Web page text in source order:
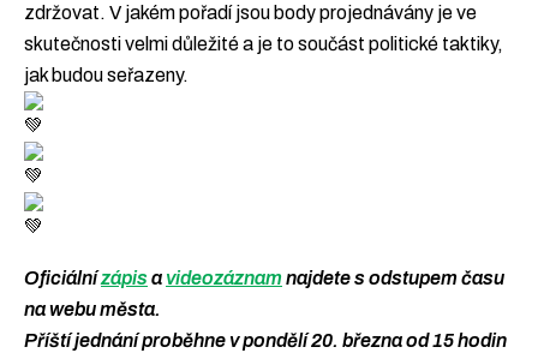
zdržovat. V jakém pořadí jsou body projednávány je ve
skutečnosti velmi důležité a je to součást politické taktiky,
jak budou seřazeny.
Oficiálnízápis a videozáznamnajdete s odstupem času
na webu města.
Příští jednání proběhne v pondělí 20. března od 15 hodin